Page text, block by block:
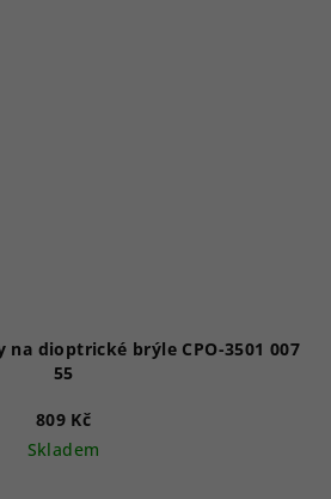
dioptrické brýle CPO-3501 007
55
809 Kč
Skladem